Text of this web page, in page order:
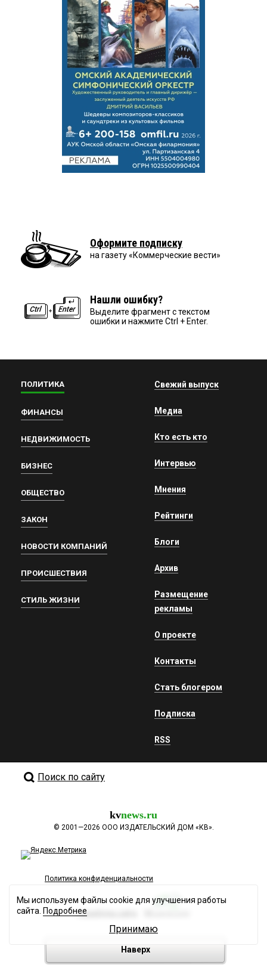
Оформите подписку
на газету «Коммерческие вести»
Нашли ошибку?
Выделите фрагмент с текстом
ошибки и нажмите Ctrl + Enter.
ПОЛИТИКА
ФИНАНСЫ
НЕДВИЖИМОСТЬ
БИЗНЕС
ОБЩЕСТВО
ЗАКОН
НОВОСТИ КОМПАНИЙ
ПРОИСШЕСТВИЯ
СТИЛЬ ЖИЗНИ
Свежий выпуск
Медиа
Кто есть кто
Интервью
Мнения
Рейтинги
Блоги
Архив
Размещение
рекламы
О проекте
Контакты
Стать блогером
Подписка
RSS
Поиск по сайту
kvnews.ru
© 2001—2026 ООО ИЗДАТЕЛЬСКИЙ ДОМ «КВ».
Политика конфиденциальности
Разработка сайта
Наверх
Мы используем файлы cookie для улучшения работы
сайта. Подробнее
Принимаю